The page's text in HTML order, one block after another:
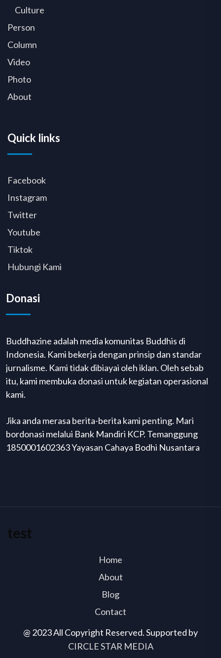
Culture
Person
Column
Video
Photo
About
Quick links
Facebook
Instagram
Twitter
Youtube
Tiktok
Hubungi Kami
Donasi
Buddhazine adalah media komunitas Buddhis di
Indonesia. Kami bekerja dengan prinsip dan standar
jurnalisme. Kami tidak dibiayai oleh iklan. Oleh sebab
itu, kami membuka donasi untuk kegiatan operasional
kami.
Jika anda merasa berita-berita kami penting. Mari
bordonasi melalui Bank Mandiri KCP. Temanggung
1850001602363 Yayasan Cahaya Bodhi Nusantara
@ 2023 All Copyright Reserved. Supported by
CIRCLE STAR MEDIA
test
Home
About
Blog
Contact